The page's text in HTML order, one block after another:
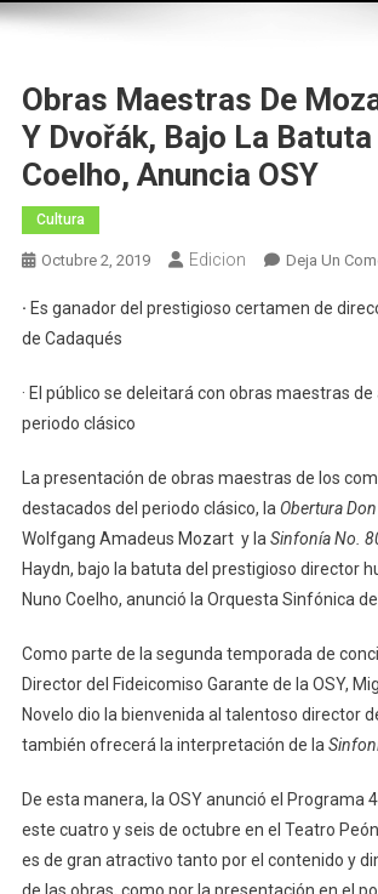
Obras Maestras De
Y Dvořák, Bajo La Batuta
Coelho, Anuncia OSY
Cultura
Octubre 2, 2019 Edicion Deja Un
· Es ganador del prestigioso certamen de
de Cadaqués
· El público se deleitará con obras maestras de
periodo clásico
La presentación de obras maestras de los
destacados del periodo clásico, la Obertura
Wolfgang Amadeus Mozart y la Sinfonía No.
Haydn, bajo la batuta del prestigioso director
Nuno Coelho, anunció la Orquesta Sinfónica
Como parte de la segunda temporada de
Director del Fideicomiso Garante de la OSY,
Novelo dio la bienvenida al talentoso director
también ofrecerá la interpretación de la
De esta manera, la OSY anunció el Programa
este cuatro y seis de octubre en el Teatro
es de gran atractivo tanto por el contenido y